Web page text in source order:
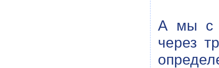
А мы с
через